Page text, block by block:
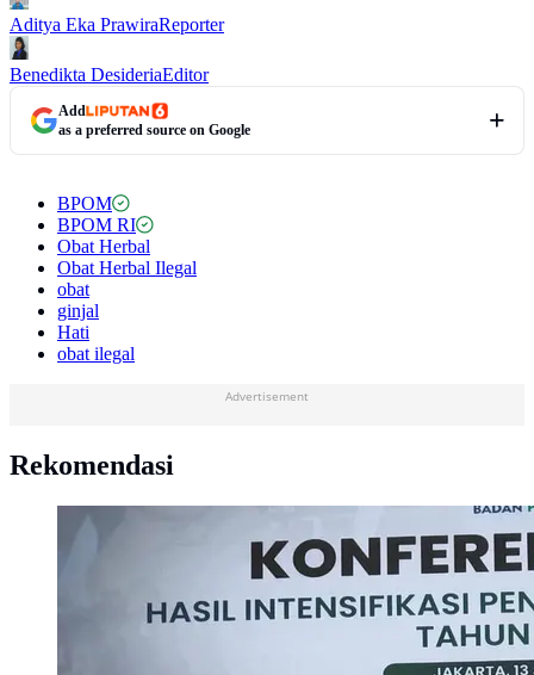
Aditya Eka PrawiraReporter
Benedikta DesideriaEditor
Add
as a preferred source on Google
BPOM
BPOM RI
Obat Herbal
Obat Herbal Ilegal
obat
ginjal
Hati
obat ilegal
Advertisement
Rekomendasi